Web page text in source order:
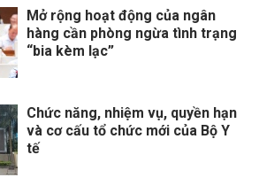
Mở rộng hoạt động của ngân
hàng cần phòng ngừa tình trạng
“bia kèm lạc”
Chức năng, nhiệm vụ, quyền hạn
và cơ cấu tổ chức mới của Bộ Y
tế